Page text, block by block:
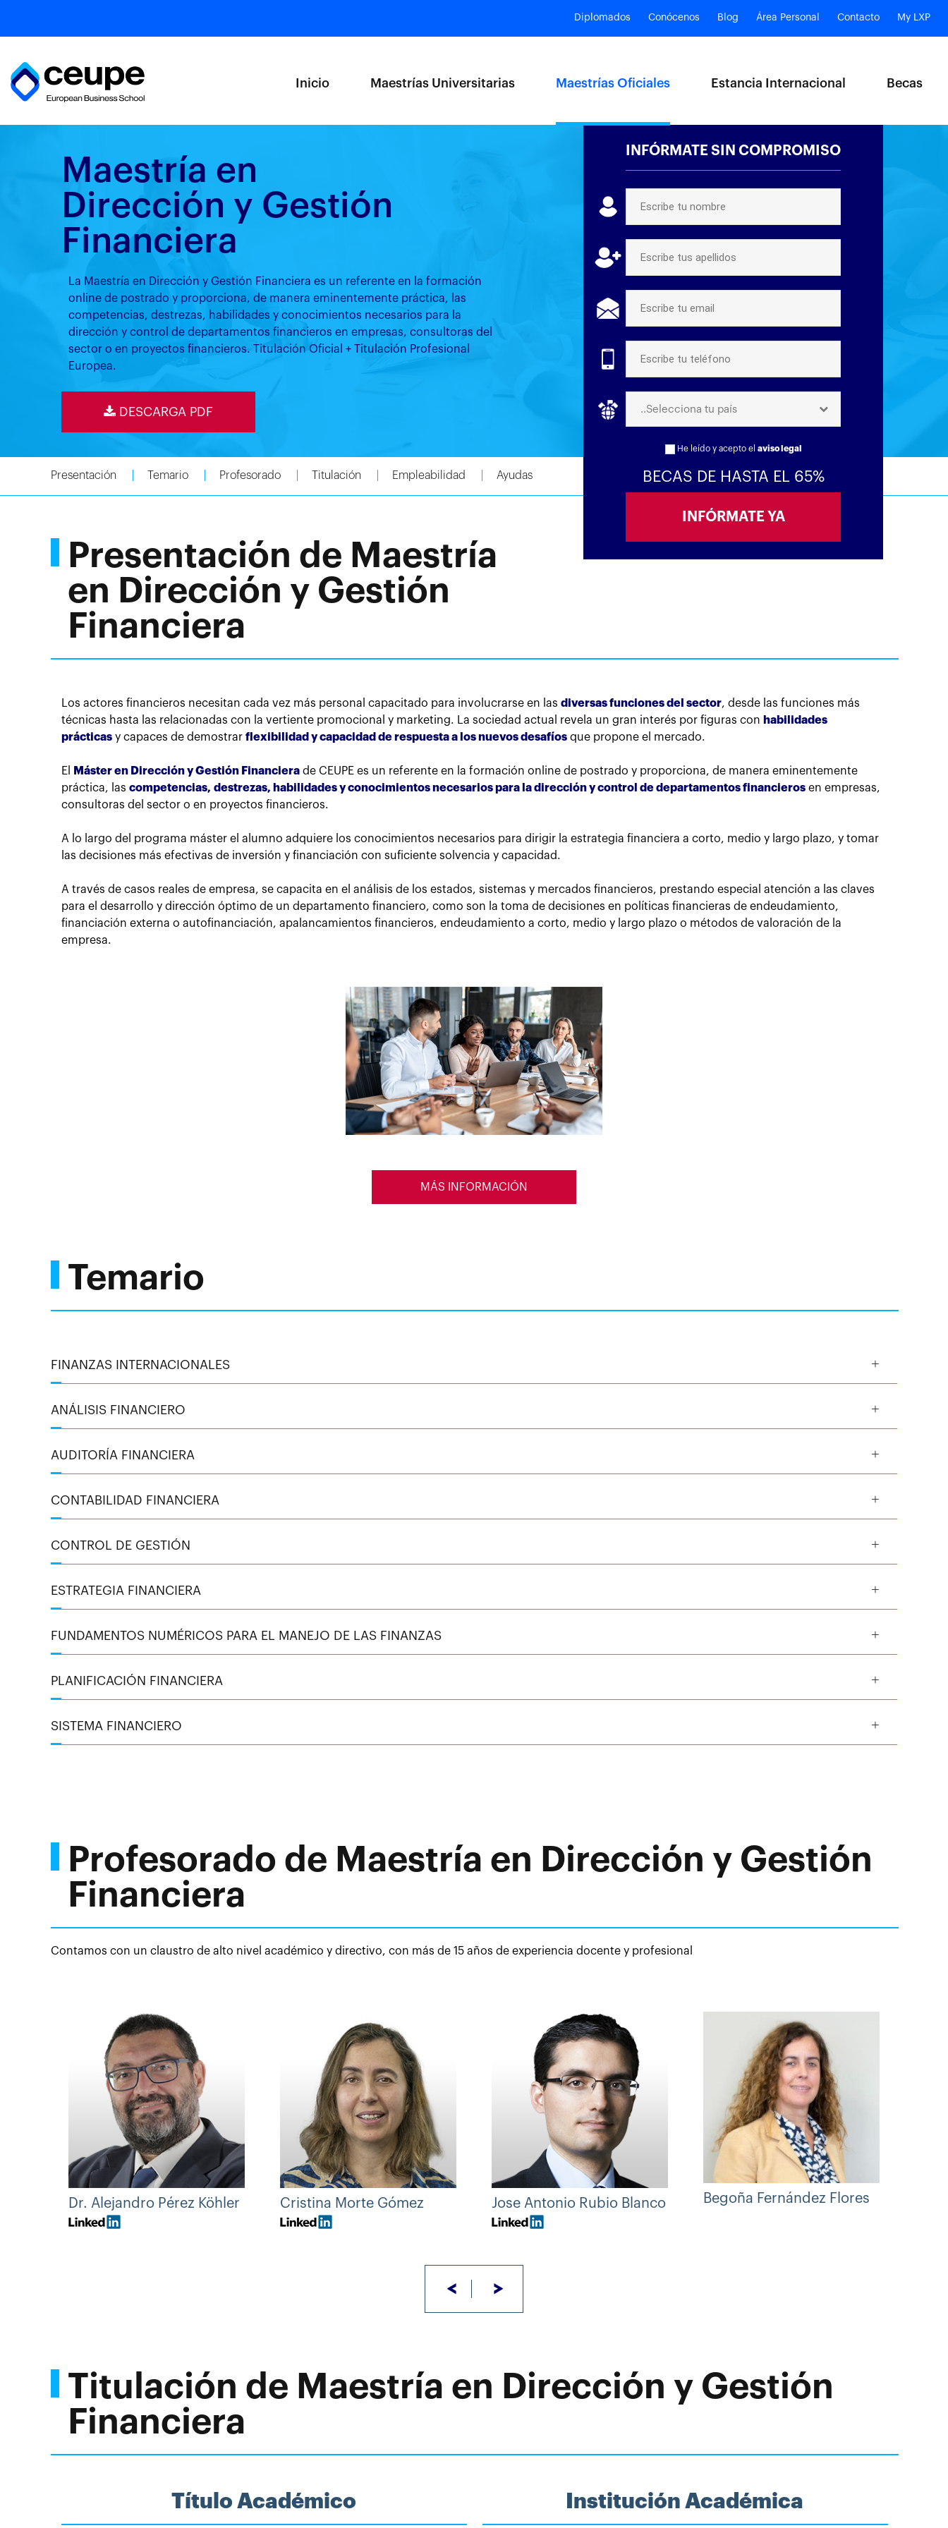
Diplomados Conócenos Blog Área Personal Contacto My LXP
Inicio Maestrías Universitarias Maestrías Oficiales Estancia Internacional Becas
Maestría en
Dirección y Gestión
Financiera
La Maestría en Dirección y Gestión Financiera es un referente en la formación
online de postrado y proporciona, de manera eminentemente práctica, las
competencias, destrezas, habilidades y conocimientos necesarios para la
dirección y control de departamentos financieros en empresas, consultoras del
sector o en proyectos financieros. Titulación Oficial + Titulación Profesional
Europea.
DESCARGA PDF
INFÓRMATE SIN COMPROMISO
..Selecciona tu país
He leído y acepto el aviso legal
BECAS DE HASTA EL 65%
Presentación Temario Profesorado Titulación Empleabilidad Ayudas
Presentación de Maestría
en Dirección y Gestión
Financiera
Los actores financieros necesitan cada vez más personal capacitado para involucrarse en las diversas funciones del sector, desde las funciones más
técnicas hasta las relacionadas con la vertiente promocional y marketing. La sociedad actual revela un gran interés por figuras con habilidades
prácticas y capaces de demostrar flexibilidad y capacidad de respuesta a los nuevos desafíos que propone el mercado.
El Máster en Dirección y Gestión Financiera de CEUPE es un referente en la formación online de postrado y proporciona, de manera eminentemente
práctica, las competencias, destrezas, habilidades y conocimientos necesarios para la dirección y control de departamentos financieros en empresas,
consultoras del sector o en proyectos financieros.
A lo largo del programa máster el alumno adquiere los conocimientos necesarios para dirigir la estrategia financiera a corto, medio y largo plazo, y tomar
las decisiones más efectivas de inversión y financiación con suficiente solvencia y capacidad.
A través de casos reales de empresa, se capacita en el análisis de los estados, sistemas y mercados financieros, prestando especial atención a las claves
para el desarrollo y dirección óptimo de un departamento financiero, como son la toma de decisiones en políticas financieras de endeudamiento,
financiación externa o autofinanciación, apalancamientos financieros, endeudamiento a corto, medio y largo plazo o métodos de valoración de la
empresa.
MÁS INFORMACIÓN
Temario
FINANZAS INTERNACIONALES
ANÁLISIS FINANCIERO
AUDITORÍA FINANCIERA
CONTABILIDAD FINANCIERA
CONTROL DE GESTIÓN
ESTRATEGIA FINANCIERA
FUNDAMENTOS NUMÉRICOS PARA EL MANEJO DE LAS FINANZAS
PLANIFICACIÓN FINANCIERA
SISTEMA FINANCIERO
Profesorado de Maestría en Dirección y Gestión
Financiera
Contamos con un claustro de alto nivel académico y directivo, con más de 15 años de experiencia docente y profesional
Dr. Alejandro Pérez Köhler Cristina Morte Gómez Jose Antonio Rubio Blanco Begoña Fernández Flores
< >
Titulación de Maestría en Dirección y Gestión
Financiera
Título Académico Institución Académica